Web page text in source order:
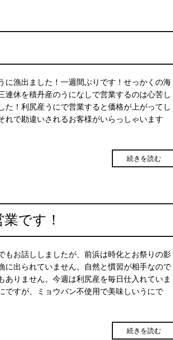
に漁出ました！一週間ぶりです！せっかくの海
連休を積丹産のうになしで営業するのは心苦し
た！利尻産うにで営業すると価格が上がってし
れで勘違いされるお客様がいらっしゃいます
続きを読む
です！
もお話ししましたが、前浜は時化とお祭りの影
に出られていません。自然と慣習が相手なので
ありません。今週は利尻産を毎日仕入れていま
ですが、ミョウバン不使用で美味しいうにで
続きを読む